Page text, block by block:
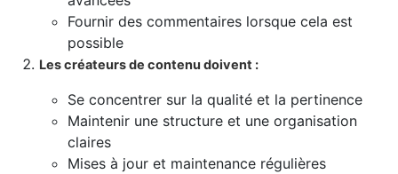
Fournir des commentaires lorsque cela est
possible
Les créateurs de contenu doivent :
Se concentrer sur la qualité et la pertinence
Maintenir une structure et une organisation
claires
Mises à jour et maintenance régulières